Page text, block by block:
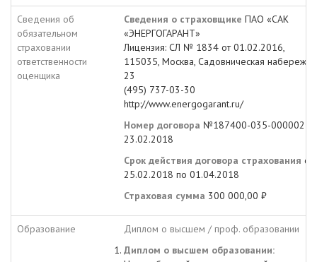
Сведения об
обязательном
страховании
ответственности
оценщика
Сведения о страховщике ПАО «САК
«ЭНЕРГОГАРАНТ»
Лицензия: СЛ № 1834 от 01.02.2016,
115035, Москва, Садовническая
23
(495) 737-03-30
http://www.energogarant.ru/
Номер договора №187400-035-000002 от
23.02.2018
Срок действия договора страхования с
25.02.2018 по 01.04.2018
Страховая сумма 300 000,00 ₽
Образование
Диплом о высшем / проф. образовании
Диплом о высшем образовании: